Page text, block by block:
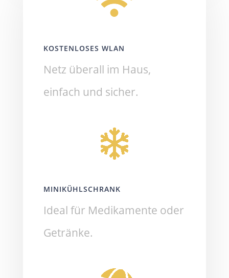
KOSTENLOSES WLAN
Netz überall im Haus,
einfach und sicher.
MINIKÜHLSCHRANK
Ideal für Medikamente oder
Getränke.